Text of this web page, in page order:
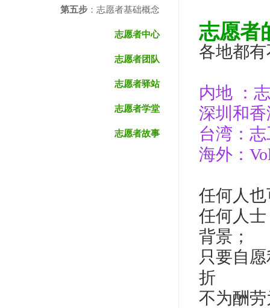
第五步 ：志愿者基础概念
志愿者中心
志愿者团队
志愿者驿站
志愿者学堂
志愿者故事
志愿者
各地都
内地 ：
深圳和
台湾：
海外：
任何人
任何人
背景；
只要自
折
不为酬